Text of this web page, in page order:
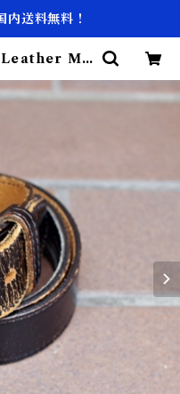
送料無料！
Leather Mo
古着屋 仙台
通販】